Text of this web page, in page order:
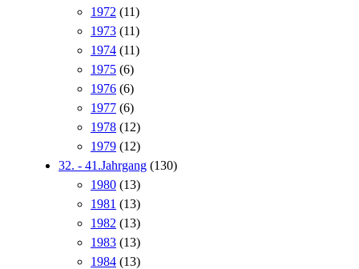
1972 (11)
1973 (11)
1974 (11)
1975 (6)
1976 (6)
1977 (6)
1978 (12)
1979 (12)
32. - 41.Jahrgang (130)
1980 (13)
1981 (13)
1982 (13)
1983 (13)
1984 (13)